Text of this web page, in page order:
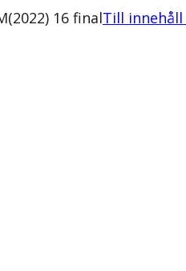
16 finalTill innehåll